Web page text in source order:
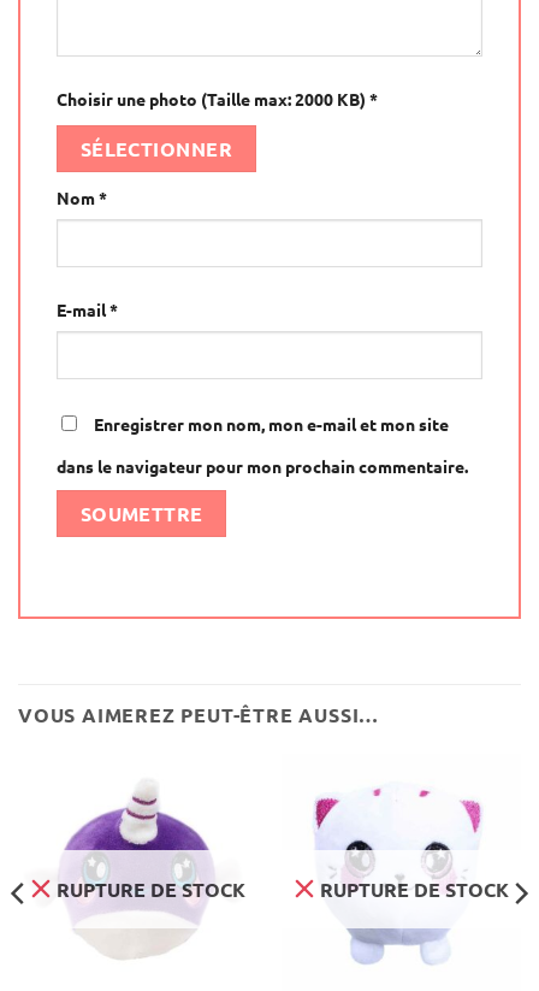
Choisir une photo (Taille max: 2000 KB) *
SÉLECTIONNER
Nom*
E-mail*
Enregistrer mon nom, mon e-mail et mon site
dans le navigateur pour mon prochain commentaire.
VOUS AIMEREZ PEUT-ÊTRE AUSSI…
RUPTURE DE STOCK RUPTURE DE STOCK